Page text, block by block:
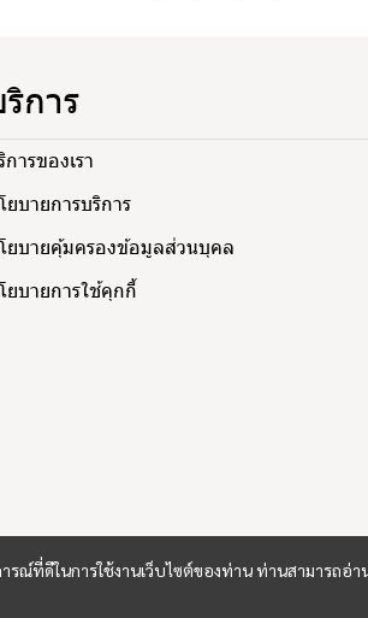
ที่ดีในการใช้งานเว็บไซต์ของท่าน ท่านสามารถอ่า
การ
การของเรา
ยบายการบริการ
ยบายคุ้มครองข้อมูลส่วนบุคล
ยบายการใช้คุกกี้